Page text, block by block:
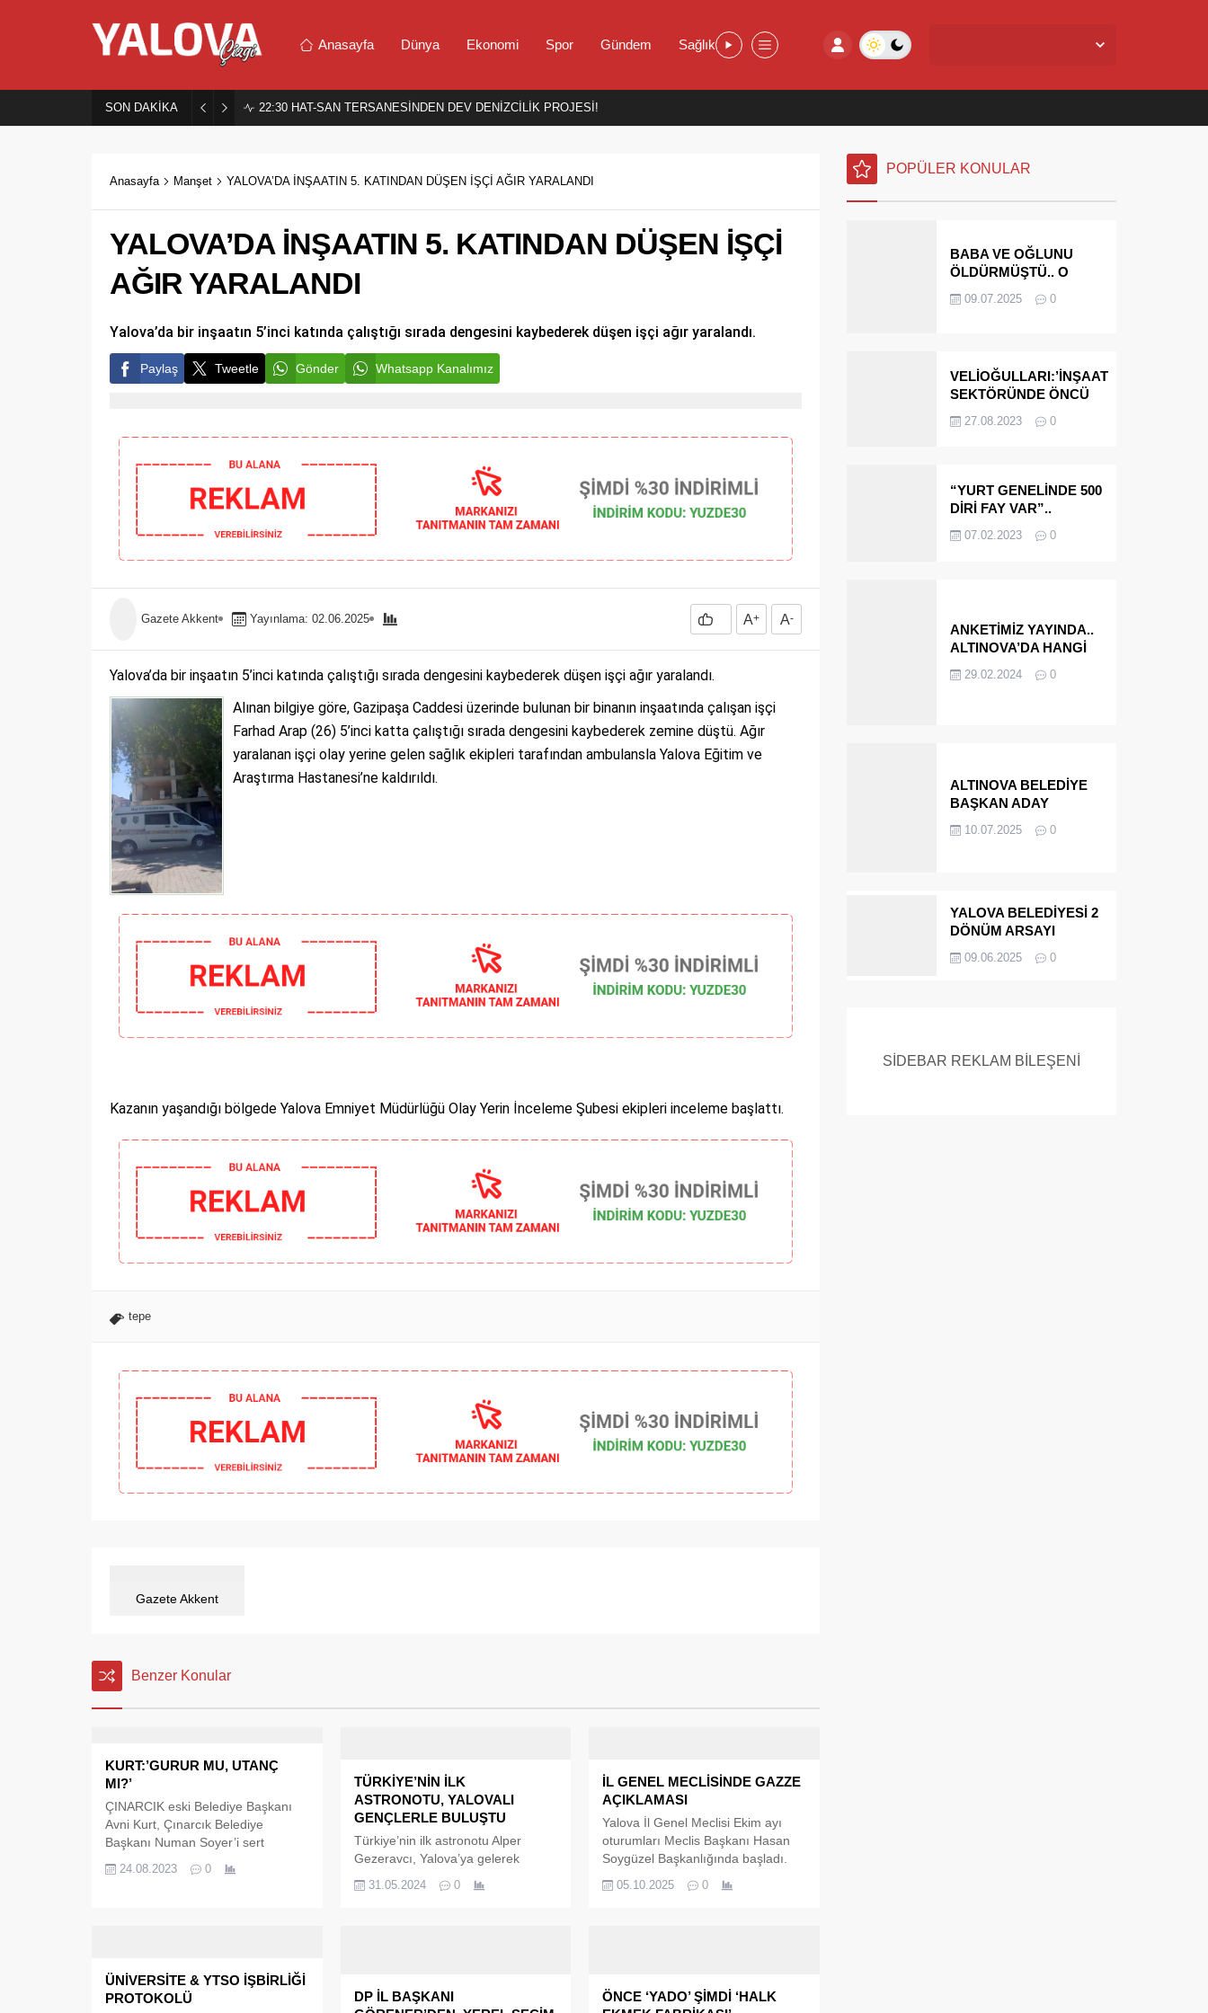
Anasayfa Dünya Ekonomi Spor Gündem Sağlık
SON DAKİKA 22:30 HAT-SAN TERSANESİNDEN DEV DENİZCİLİK PROJESİ!
Anasayfa Manşet YALOVA’DA İNŞAATIN 5. KATINDAN DÜŞEN İŞÇİ AĞIR YARALANDI
YALOVA’DA İNŞAATIN 5. KATINDAN DÜŞEN İŞÇİ
AĞIR YARALANDI
Yalova’da bir inşaatın 5’inci katında çalıştığı sırada dengesini kaybederek düşen işçi ağır yaralandı.
Paylaş Tweetle Gönder Whatsapp Kanalımız
Gazete Akkent Yayınlama: 02.06.2025 A+ A-
Yalova’da bir inşaatın 5’inci katında çalıştığı sırada dengesini kaybederek düşen işçi ağır yaralandı.
Alınan bilgiye göre, Gazipaşa Caddesi üzerinde bulunan bir binanın inşaatında çalışan işçi
Farhad Arap (26) 5’inci katta çalıştığı sırada dengesini kaybederek zemine düştü. Ağır
yaralanan işçi olay yerine gelen sağlık ekipleri tarafından ambulansla Yalova Eğitim ve
Araştırma Hastanesi’ne kaldırıldı.
Kazanın yaşandığı bölgede Yalova Emniyet Müdürlüğü Olay Yerin İnceleme Şubesi ekipleri inceleme başlattı.
tepe
Gazete Akkent
Benzer Konular
KURT:’GURUR MU, UTANÇ
MI?’
ÇINARCIK eski Belediye Başkanı
Avni Kurt, Çınarcık Belediye
Başkanı Numan Soyer’i sert
sözlerle eleştirdi. 51 senelik
Çınarcık Belediyesi’nin şuursuzca
Çınarcık Belediyesi; böyle
şuursuzca, hesapsızca,
24.08.2023 0
TÜRKİYE’NİN İLK
ASTRONOTU, YALOVALI
GENÇLERLE BULUŞTU
Türkiye’nin ilk astronotu Alper
Gezeravcı, Yalova’ya gelerek
gençlerle buluştu. Programda
konuşan Gezeravcı, Türkiye’nin
müjdesini verdi. Yalova’ya gelerek
31.05.2024 0
İL GENEL MECLİSİNDE GAZZE
AÇIKLAMASI
Yalova İl Genel Meclisi Ekim ayı
oturumları Meclis Başkanı Hasan
Soygüzel Başkanlığında başladı.
Oturum öncesinde iki yıl önce 7
Ekim'de başlayan İsrail'in Gazze'ye
05.10.2025 0
ÜNİVERSİTE & YTSO İŞBİRLİĞİ
PROTOKOLÜ
DP İL BAŞKANI
ÖNCE ‘YADO’ ŞİMDİ ‘HALK
POPÜLER KONULAR
BABA VE OĞLUNU
ÖLDÜRMÜŞTÜ.. O
MİRASÇILARI
09.07.2025 0
VELİOĞULLARI:’İNŞAAT
SEKTÖRÜNDE ÖNCÜ
EDECEĞİZ’
27.08.2023 0
“YURT GENELİNDE 500
DİRİ FAY VAR”..
ÇINARCIK..
07.02.2023 0
ANKETİMİZ YAYINDA..
ALTINOVA’DA HANGİ
BAŞKANI OLARAK
29.02.2024 0
ALTINOVA BELEDİYE
BAŞKAN ADAY
MÜEBBET ALDI FİRAR
10.07.2025 0
YALOVA BELEDİYESİ 2
DÖNÜM ARSAYI
09.06.2025 0
SİDEBAR REKLAM BİLEŞENİ